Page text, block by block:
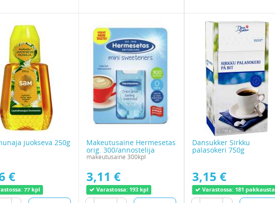
juokseva 250g
€
77 kpl
Makeutusaine Hermesetas
orig. 300/annostelija
makeutusaine 300kpl
3,11 €
Varastossa: 193 kpl
Dansukker Sirkku
palasokeri 750g
3,15 €
Varastossa: 181 pakkausta